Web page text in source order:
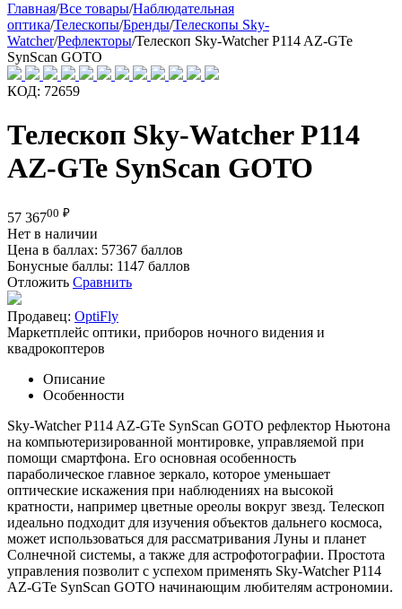
Главная/Все товары/Наблюдательная
оптика/Телескопы/Бренды/Телескопы Sky-
Watcher/Рефлекторы/Телескоп Sky-Watcher P114 AZ-GTe
SynScan GOTO
КОД: 72659
Телескоп Sky-Watcher P114
AZ-GTe SynScan GOTO
57 36700 ₽
Нет в наличии
Цена в баллах: 57367 баллов
Бонусные баллы: 1147 баллов
Отложить Сравнить
Продавец: OptiFly
Маркетплейс оптики, приборов ночного видения и
квадрокоптеров
Описание
Особенности
Sky-Watcher P114 AZ-GTe SynScan GOTO рефлектор Ньютона
на компьютеризированной монтировке, управляемой при
помощи смартфона. Его основная особенность
параболическое главное зеркало, которое уменьшает
оптические искажения при наблюдениях на высокой
кратности, например цветные ореолы вокруг звезд. Телескоп
идеально подходит для изучения объектов дальнего космоса,
может использоваться для рассматривания Луны и планет
Солнечной системы, а также для астрофотографии. Простота
управления позволит с успехом применять Sky-Watcher P114
AZ-GTe SynScan GOTO начинающим любителям астрономии.